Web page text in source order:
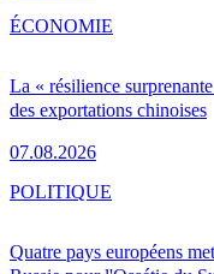
La « résilience
des exportations chinoises
07.08.2026
ÉCONOMIE
Quatre pays européens
POLITIQUE